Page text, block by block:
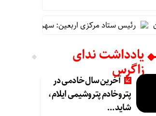
رئیس ستاد مرکزی اربعین: سهم مهران از تردد زائر بیش از ۵۰
یادداشت ندای
زاگرسآخرین سال خادمی در
پتروخادم پتروشیمی ایلام،
شاید …